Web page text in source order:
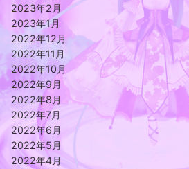
2023年2月
2023年1月
2022年12月
2022年11月
2022年10月
2022年9月
2022年8月
2022年7月
2022年6月
2022年5月
2022年4月